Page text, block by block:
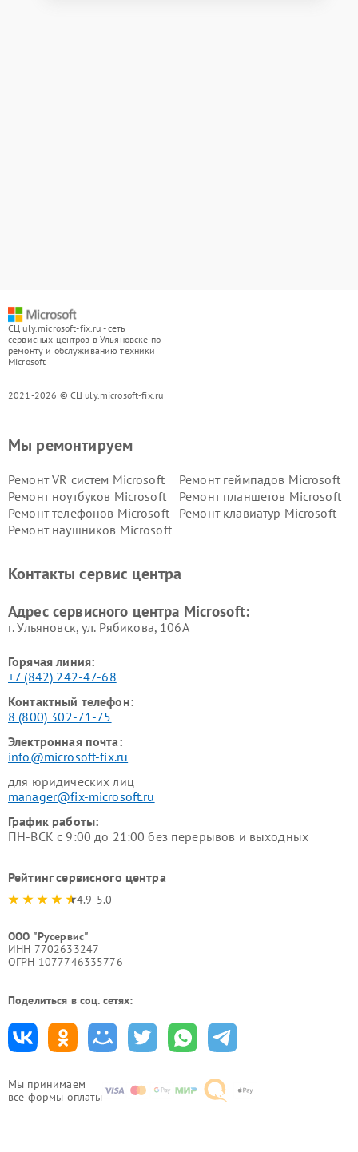
СЦ uly.microsoft-fix.ru - сеть
сервисных центров в Ульяновске по
ремонту и обслуживанию техники
Microsoft
2021-2026 © СЦ uly.microsoft-fix.ru
Мы принимаем
все формы оплаты
Мы ремонтируем
Ремонт VR систем Microsoft
Ремонт геймпадов Microsoft
Ремонт ноутбуков Microsoft
Ремонт планшетов Microsoft
Ремонт телефонов Microsoft
Ремонт клавиатур Microsoft
Ремонт наушников Microsoft
Контакты сервис центра
Адрес сервисного центра Microsoft:
г. Ульяновск, ул. Рябикова, 106А
Горячая линия:
+7 (842) 242-47-68
Контактный телефон:
8 (800) 302-71-75
Электронная почта:
info@microsoft-fix.ru
для юридических лиц
manager@fix-microsoft.ru
График работы:
ПН-ВСК с 9:00 до 21:00 без перерывов и выходных
Рейтинг сервисного центра
4.9-5.0
ООО "Русервис"
ИНН 7702633247
ОГРН 1077746335776
Поделиться в соц. сетях: